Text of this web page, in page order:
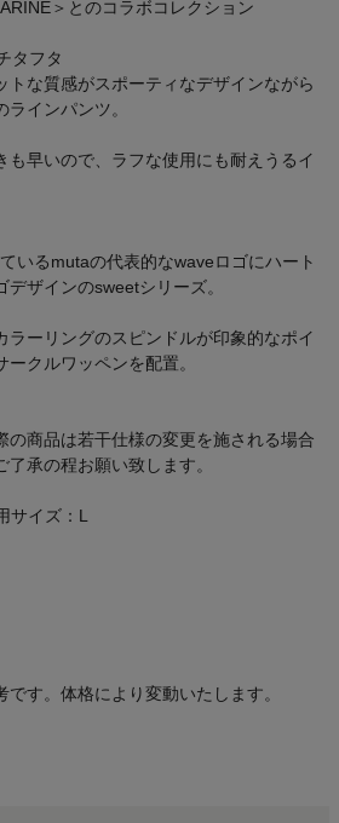
＞とのコラボコレクション
タフタ
トな質感がスポーティなデザインながら
インパンツ。
も早いので、ラフな使用にも耐えうるイ
いるmutaの代表的なwaveロゴにハート
ザインのsweetシリーズ。
ラーリングのスピンドルが印象的なポイ
クルワッペンを配置。
の商品は若干仕様の変更を施される場合
承の程お願い致します。
サイズ：L
す。体格により変動いたします。